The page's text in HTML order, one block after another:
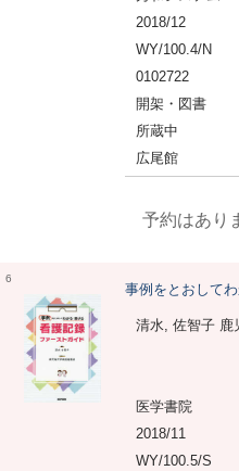
2018/12
WY/100.4/N
0102722
開架・図書
所蔵中
広尾館
予約はあり
6
事例をとおしてわ
清水, 佐智子 鹿
医学書院
2018/11
WY/100.5/S